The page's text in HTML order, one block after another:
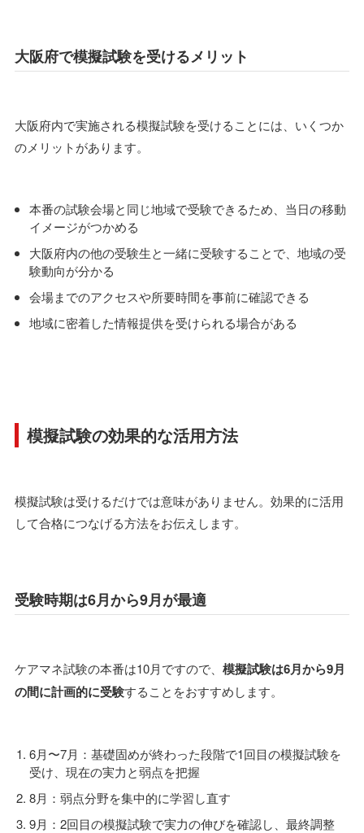
大阪府で模擬試験を受けるメリット
大阪府内で実施される模擬試験を受けることには、いくつか
のメリットがあります。
本番の試験会場と同じ地域で受験できるため、当日の移動
イメージがつかめる
大阪府内の他の受験生と一緒に受験することで、地域の受
験動向が分かる
会場までのアクセスや所要時間を事前に確認できる
地域に密着した情報提供を受けられる場合がある
模擬試験の効果的な活用方法
模擬試験は受けるだけでは意味がありません。効果的に活用
して合格につなげる方法をお伝えします。
受験時期は6月から9月が最適
ケアマネ試験の本番は10月ですので、 模擬試験は6月から9月
の間に計画的に受験することをおすすめします。
6月〜7月：基礎固めが終わった段階で1回目の模擬試験を
受け、現在の実力と弱点を把握
8月：弱点分野を集中的に学習し直す
9月：2回目の模擬試験で実力の伸びを確認し、最終調整